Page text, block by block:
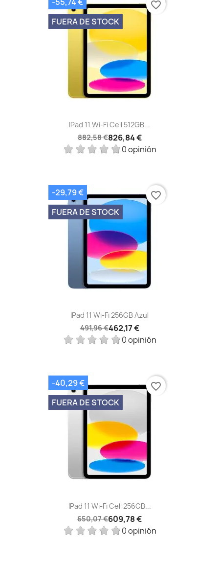
IPad 11 Wi-Fi Cell 512GB...
882,58 €826,84 €
0 opinión
FUERA DE STOCK
favorite_border
IPad 11 Wi-Fi 256GB Azul
491,96 €462,17 €
0 opinión
-29,79 €
FUERA DE STOCK
favorite_border
IPad 11 Wi-Fi Cell 256GB...
650,07 €609,78 €
0 opinión
-40,29 €
FUERA DE STOCK
favorite_border